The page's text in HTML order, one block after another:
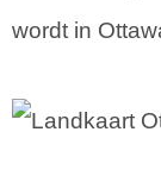
wordt in